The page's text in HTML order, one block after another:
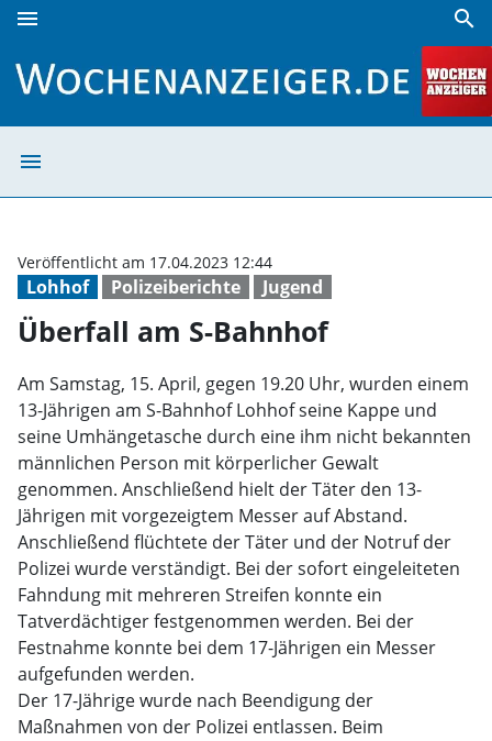
menu search
menu
Lohhof Polizeiberichte Jugend
Veröffentlicht am 17.04.2023 12:44
Überfall am S-Bahnhof
Am Samstag, 15. April, gegen 19.20 Uhr, wurden einem
13-Jährigen am S-Bahnhof Lohhof seine Kappe und
seine Umhängetasche durch eine ihm nicht bekannten
männlichen Person mit körperlicher Gewalt
genommen. Anschließend hielt der Täter den 13-
Jährigen mit vorgezeigtem Messer auf Abstand.
Anschließend flüchtete der Täter und der Notruf der
Polizei wurde verständigt. Bei der sofort eingeleiteten
Fahndung mit mehreren Streifen konnte ein
Tatverdächtiger festgenommen werden. Bei der
Festnahme konnte bei dem 17-Jährigen ein Messer
aufgefunden werden.
Der 17-Jährige wurde nach Beendigung der
Maßnahmen von der Polizei entlassen. Beim